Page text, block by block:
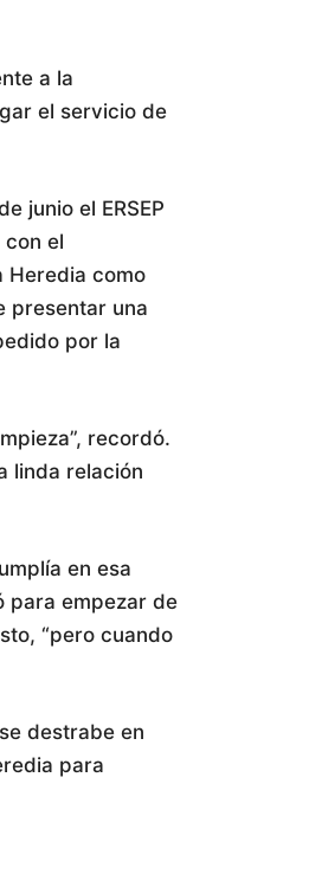
a la
el servicio de
junio el ERSEP
el
Heredia como
presentar una
por la
recordó.
linda relación
en esa
para empezar de
“pero cuando
destrabe en
para